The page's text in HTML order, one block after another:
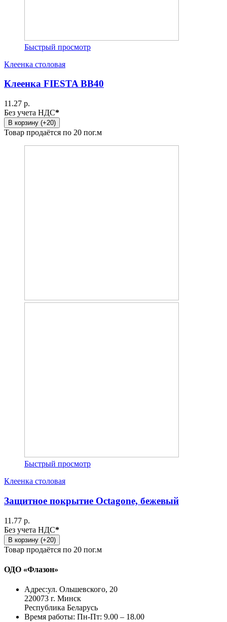
Быстрый просмотр
Клеенка столовая
Клеенка FIESTA BB40
11.27 р.
Без учета НДС*
В корзину (+20)
Товар продаётся по 20 пог.м
Быстрый просмотр
Клеенка столовая
Защитное покрытие Octagone, бежевый
11.77 р.
Без учета НДС*
В корзину (+20)
Товар продаётся по 20 пог.м
ОДО «Флазон»
Адрес:ул. Ольшевского, 20
220073 г. Минск
Республика Беларусь
Время работы: Пн-Пт: 9.00 – 18.00